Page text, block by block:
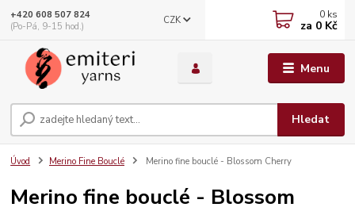
Menu
CZK
Hledat
+420 608 507 824
(Po-Pá, 9-15 hod.)
0 ks
za 0 Kč
Úvod Merino Fine Bouclé Merino fine bouclé - Blossom Cherry
Merino fine bouclé - Blossom